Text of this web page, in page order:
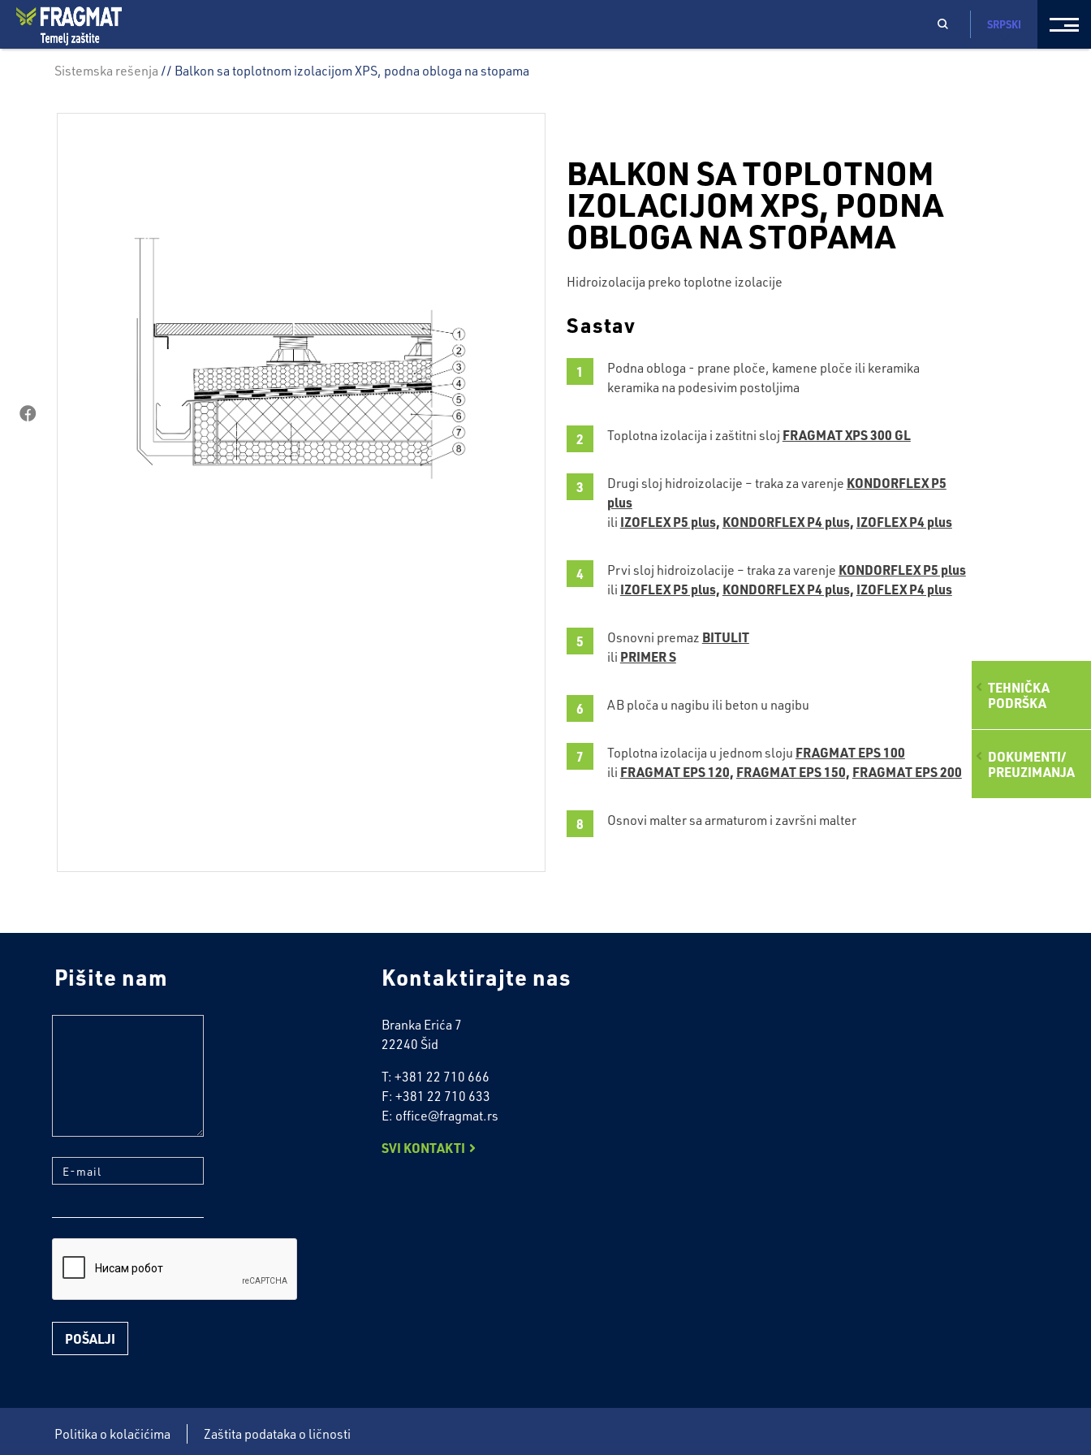
TEHNIČKA
PODRŠKA
DOKUMENTI/
PREUZIMANJA
SRPSKI
Sistemska rešenja // Balkon sa toplotnom izolacijom XPS, podna obloga na stopama
BALKON SA TOPLOTNOM
IZOLACIJOM XPS, PODNA
OBLOGA NA STOPAMA
Hidroizolacija preko toplotne izolacije
Sastav
Podna obloga - prane ploče, kamene ploče ili keramika
keramika na podesivim postoljima
Toplotna izolacija i zaštitni sloj FRAGMAT XPS 300 GL
Drugi sloj hidroizolacije – traka za varenje KONDORFLEX P5
plus
ili IZOFLEX P5 plus, KONDORFLEX P4 plus, IZOFLEX P4 plus
Prvi sloj hidroizolacije – traka za varenje KONDORFLEX P5 plus
ili IZOFLEX P5 plus, KONDORFLEX P4 plus, IZOFLEX P4 plus
Osnovni premaz BITULIT
ili PRIMER S
AB ploča u nagibu ili beton u nagibu
Toplotna izolacija u jednom sloju FRAGMAT EPS 100
ili FRAGMAT EPS 120, FRAGMAT EPS 150, FRAGMAT EPS 200
Osnovi malter sa armaturom i završni malter
Pišite nam
E-mail
Kontaktirajte nas
Branka Erića 7
22240 Šid
T: +381 22 710 666
F: +381 22 710 633
E: office@fragmat.rs
SVI KONTAKTI
Politika o kolačićima Zaštita podataka o ličnosti